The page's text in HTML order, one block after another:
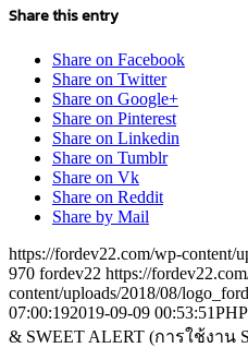
Share this entry
Share on Facebook
Share on Twitter
Share on Google+
Share on Pinterest
Share on Linkedin
Share on Tumblr
Share on Vk
Share on Reddit
Share by Mail
https://fordev22.com/wp-content/
970 fordev22 https://
content/uploads/2018/08/
07:00:192019-09-09 00:53:51
& SWEET ALERT (การใช้งาน